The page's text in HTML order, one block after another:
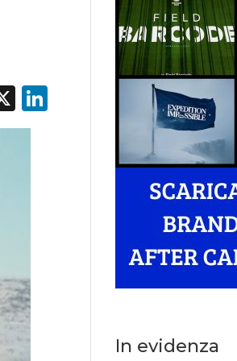
X LinkedIn
In evidenza